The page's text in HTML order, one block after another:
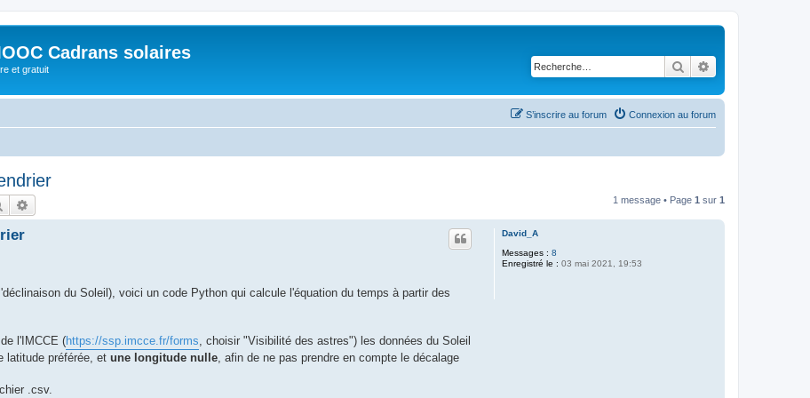
Cadrans solaires
et gratuit Rechercher
Connexion au forum
S’inscrire au forum
Rechercher 1 message • Page 1 sur 1
David_A
Messages : 8
Enregistré le : 03 mai 2021, 19:53
du Soleil), voici un code Python qui calcule l'équation du temps à partir des
l'IMCCE (https://ssp.imcce.fr/forms , choisir "Visibilité des astres") les données du Soleil
latitude préférée, et une longitude nulle , afin de ne pas prendre en compte le décalage
.csv.